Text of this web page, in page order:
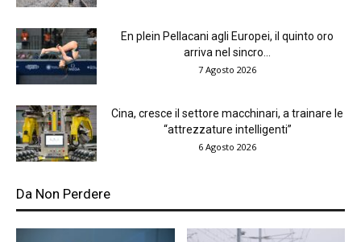
En plein Pellacani agli Europei, il quinto oro
arriva nel sincro...
7 Agosto 2026
Cina, cresce il settore macchinari, a trainare le
“attrezzature intelligenti”
6 Agosto 2026
Da Non Perdere